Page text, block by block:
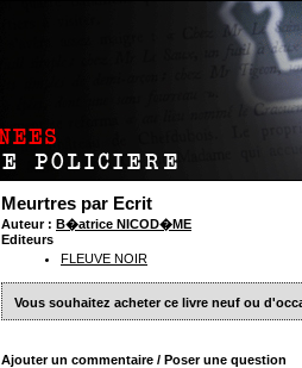
Meurtres par Ecrit
Auteur : B�atrice NICOD�ME
Editeurs
FLEUVE NOIR
Vous souhaitez acheter ce livre neuf ou
Ajouter un commentaire / Poser une question